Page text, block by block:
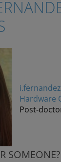
Hardware
Post-
SOMEONE?